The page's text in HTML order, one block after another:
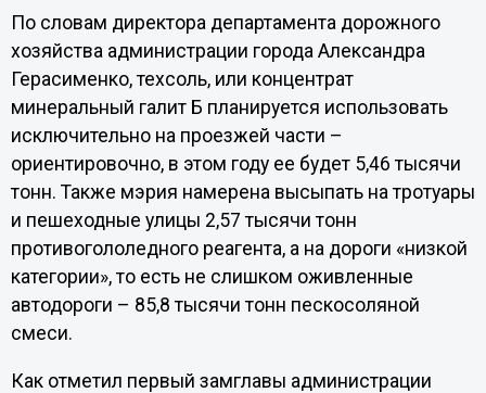
По словам директора департамента дорожного
хозяйства администрации города Александра
Герасименко, техсоль, или концентрат
минеральный галит Б планируется использовать
исключительно на проезжей части –
ориентировочно, в этом году ее будет 5,46 тысячи
тонн. Также мэрия намерена высыпать на тротуары
и пешеходные улицы 2,57 тысячи тонн
противогололедного реагента, а на дороги «низкой
категории», то есть не слишком оживленные
автодороги – 85,8 тысячи тонн пескосоляной
смеси.
Как отметил первый замглавы администрации